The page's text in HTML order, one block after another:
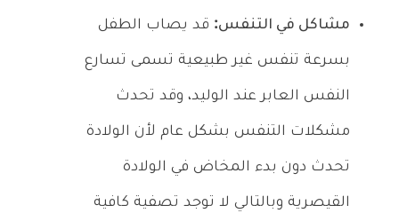
مشاكل في التنفس: قد يصاب الطفل
بسرعة تنفس غير طبيعية تسمى تسارع
النفس العابر عند الوليد، وقد تحدث
مشكلات التنفس بشكل عام لأن الولادة
تحدث دون بدء المخاض في الولادة
القيصرية وبالتالي لا توجد تصفية كافية